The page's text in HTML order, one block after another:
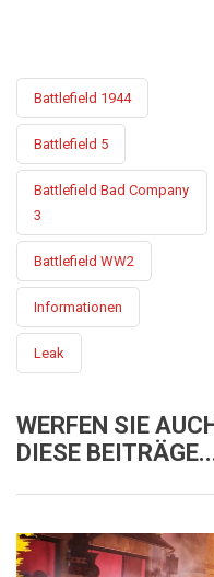
Battlefield 1944
Battlefield 5
Battlefield Bad Company
3
Battlefield WW2
Informationen
Leak
WERFEN SIE
DIESE